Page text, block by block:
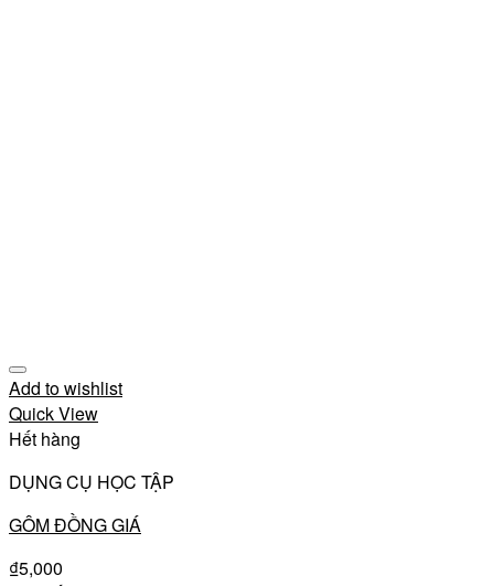
Add to wishlist
Quick View
Hết hàng
DỤNG CỤ HỌC TẬP
GÔM ĐỒNG GIÁ
₫5,000